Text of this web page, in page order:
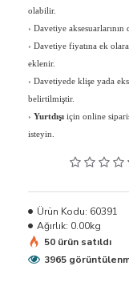
olabilir.
› Davetiye
› Davetiye fiyatına ek
eklenir.
› Davetiyede klişe yada
belirtilmiştir.
› Yurtdışı için online
isteyin.
Ürün Kodu: 60391
Ağırlık: 0.00kg
50 ürün satıldı
3965